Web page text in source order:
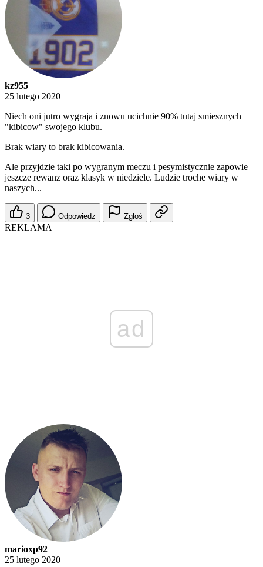
kz955
25 lutego 2020
Niech oni jutro wygraja i znowu ucichnie 90% tutaj smiesznych
"kibicow" swojego klubu.
Brak wiary to brak kibicowania.
Ale przyjdzie taki po wygranym meczu i pesymistycznie zapowie
jeszcze rewanz oraz klasyk w niedziele. Ludzie troche wiary w
naszych...
3 Odpowiedz Zgłoś
REKLAMA
ad
marioxp92
25 lutego 2020